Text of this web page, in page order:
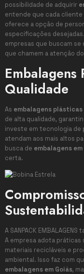
possibilidade de adquirir
entende que cada cliente
oferece a opção de
especificações
empresas que buscam
que chamem a atenção
Embalagens
Qualidade
As embalagens plásticas
de alta qualidade,
investe em tecnologia de
atendam aos mais altos
busca de embalagens
certa.
A SANPACK
A empresa adota
materiais recicláveis e
ambiental. Isso faz com
embalagens em Goiás,